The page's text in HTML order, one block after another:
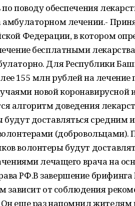
поводу обеспечения
амбулаторном лечении.-
Федерации, в котором
бесплатными
Для Республики
155 млн рублей на лечение
новой коронавирусной
алгоритм доведения
будут доставляться
(добровольцами).
волонтеры будут
лечащего врача на
РФ.В завершение
зависит от соблюдения
еще раз напомнил жителям